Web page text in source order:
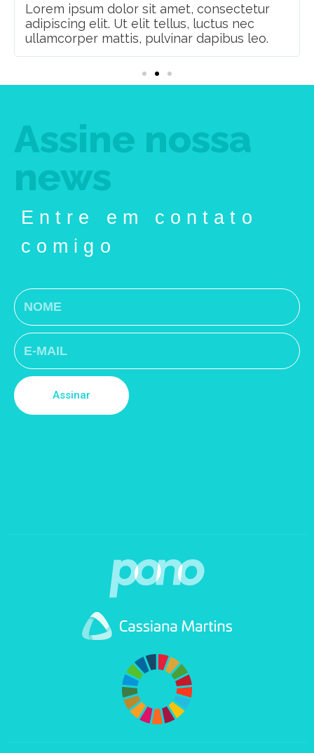
Lorem ipsum dolor sit amet, consectetur
adipiscing elit. Ut elit tellus, luctus nec
ullamcorper mattis, pulvinar dapibus leo.
Assine nossa
news
Entre em contato
comigo
Assinar